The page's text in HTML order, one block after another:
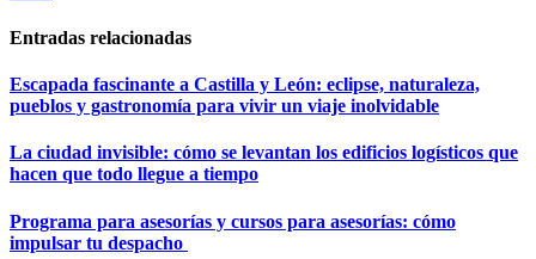
Entradas relacionadas
Escapada fascinante a Castilla y León: eclipse, naturaleza,
pueblos y gastronomía para vivir un viaje inolvidable
La ciudad invisible: cómo se levantan los edificios logísticos que
hacen que todo llegue a tiempo
Programa para asesorías y cursos para asesorías: cómo
impulsar tu despacho